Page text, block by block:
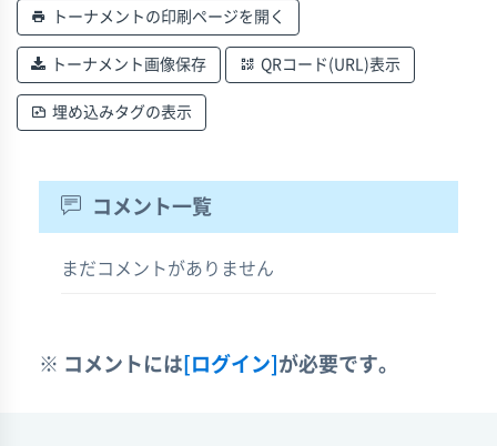
トーナメントの印刷ページを開く
トーナメント画像保存 QRコード(URL)表示
埋め込みタグの表示
コメント一覧
まだコメントがありません
※ コメントには [ログイン] が必要です。